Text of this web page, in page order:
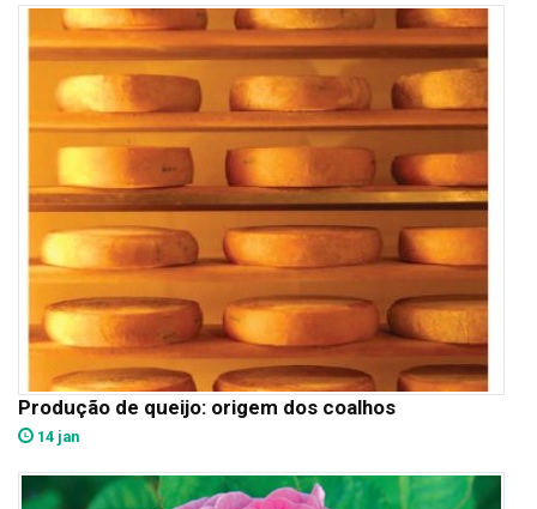
Produção de queijo: origem dos coalhos
14 jan